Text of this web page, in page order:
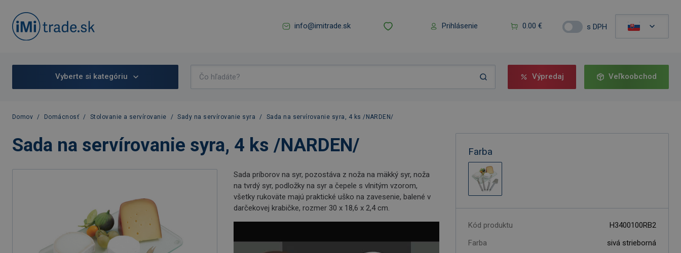
info@imitrade.sk Prihlásenie 0.00 € s DPH
Vyberte si kategóriu Výpredaj Veľkoobchod
Domov / Domácnosť / Stolovanie a servírovanie / Sady na servírovanie syra / Sada na servírovanie syra, 4 ks /NARDEN/
Sada na servírovanie syra, 4 ks /NARDEN/
Sada príborov na syr, pozostáva z noža na mäkký syr, noža
na tvrdý syr, podložky na syr a čepele s vlnitým vzorom,
všetky rukoväte majú praktické uško na zavesenie, balené v
darčekovej krabičke, rozmer 30 x 18,6 x 2,4 cm.
Farba
Kód produktu
H3400100RB2
Farba
sivá strieborná